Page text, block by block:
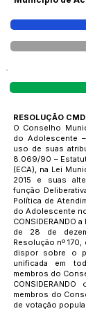
RESOLUÇÃO
O Conselho
do Adolescente
uso de suas
8.069/90 –
(ECA), na Lei
2015 e suas
função
Política de
do Adolescente
CONSIDERANDO
de 28 de
Resolução nº 170,
dispor sobre o
unificada em
membros do
membros do
de votação